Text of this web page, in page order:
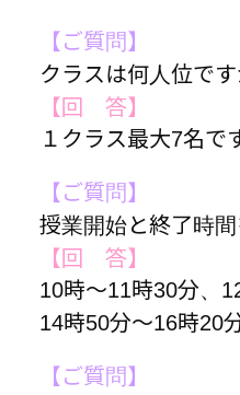
【ご質問】
クラスは何人位です
【回 答】
１クラス最大7名で
【ご質問】
授業開始と終了時間
【回 答】
10時～11時30分、
14時50分～16時20
【ご質問】